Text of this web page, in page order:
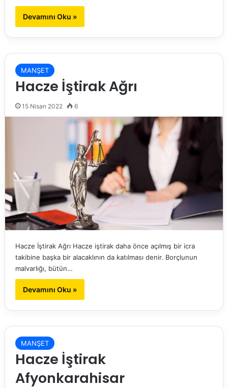
Devamını Oku »
MANŞET
Hacze İştirak Ağrı
15 Nisan 2022 6
Hacze İştirak Ağrı Hacze iştirak daha önce açılmış bir icra
takibine başka bir alacaklının da katılması denir. Borçlunun
malvarlığı, bütün…
Devamını Oku »
MANŞET
Hacze İştirak
Afyonkarahisar